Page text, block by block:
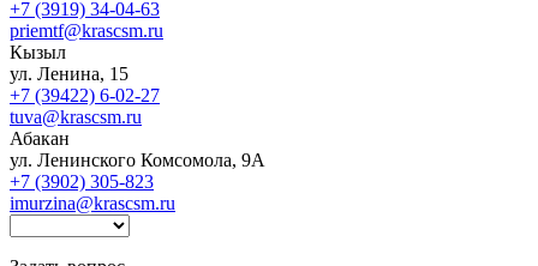
+7 (3919) 34-04-63
priemtf@krascsm.ru
Кызыл
ул. Ленина, 15
+7 (39422) 6-02-27
tuva@krascsm.ru
Абакан
ул. Ленинского Комсомола, 9А
+7 (3902) 305-823
imurzina@krascsm.ru